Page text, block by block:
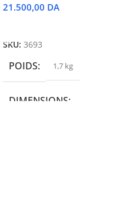
21.500,00 DA
SKU: 3693
POIDS 1,7 kg
DIMENSIONS